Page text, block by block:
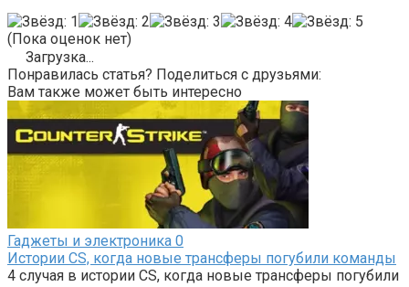
(Пока оценок нет)
Загрузка...
Понравилась статья? Поделиться с друзьями:
Вам также может быть интересно
Гаджеты и электроника 0
Истории CS, когда новые трансферы погубили команды
4 случая в истории CS, когда новые трансферы погубили